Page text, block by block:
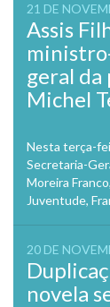
21 DE
Assis
geral da
Michel
Nesta terça-
Secretaria-
Moreira
Juventude,
20 DE
novela